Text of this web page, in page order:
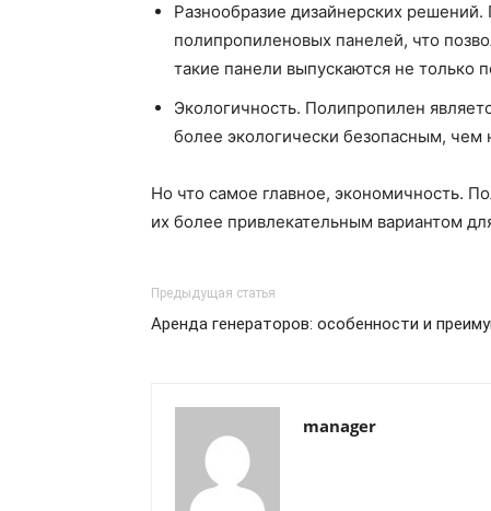
Разнообразие дизайнерских
полипропиленовых панелей, что
такие панели выпускаются не только
Экологичность. Полипропилен
более экологически безопасным, чем
Но что самое главное, экономичность.
их более привлекательным вариантом
Предыдущая статья
Аренда генераторов: особенности и
manager